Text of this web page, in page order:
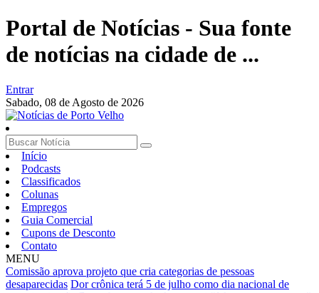
Portal de Notícias - Sua fonte
de notícias na cidade de ...
Entrar
Sabado, 08 de Agosto de 2026
Início
Podcasts
Classificados
Colunas
Empregos
Guia Comercial
Cupons de Desconto
Contato
MENU
Comissão aprova projeto que cria categorias de pessoas
desaparecidas Dor crônica terá 5 de julho como dia nacional de